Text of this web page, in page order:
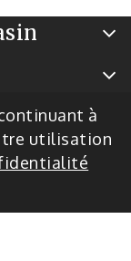
à
utilisation
par